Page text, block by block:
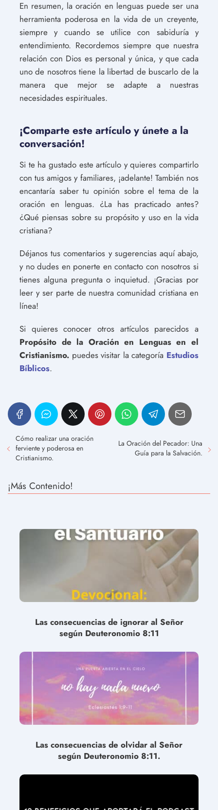
En resumen, la oración en lenguas puede ser una
herramienta poderosa en la vida de un creyente,
siempre y cuando se utilice con sabiduría y
entendimiento. Recordemos siempre que nuestra
relación con Dios es personal y única, y que cada
uno de nosotros tiene la libertad de buscarlo de la
manera que mejor se adapte a nuestras
necesidades espirituales.
¡Comparte este artículo y únete a la
conversación!
Si te ha gustado este artículo y quieres compartirlo
con tus amigos y familiares, ¡adelante! También nos
encantaría saber tu opinión sobre el tema de la
oración en lenguas. ¿La has practicado antes?
¿Qué piensas sobre su propósito y uso en la vida
cristiana?
Déjanos tus comentarios y sugerencias aquí abajo,
y no dudes en ponerte en contacto con nosotros si
tienes alguna pregunta o inquietud. ¡Gracias por
leer y ser parte de nuestra comunidad cristiana en
línea!
Si quieres conocer otros artículos parecidos a
Propósito de la Oración en Lenguas en el
Cristianismo. puedes visitar la categoría Estudios
Bíblicos.
Cómo realizar una oración
ferviente y poderosa en
Cristianismo.
La Oración del Pecador: Una
Guía para la Salvación.
¡Más Contenido!
Las consecuencias de ignorar al Señor
según Deuteronomio 8:11
Las consecuencias de olvidar al Señor
según Deuteronomio 8:11.